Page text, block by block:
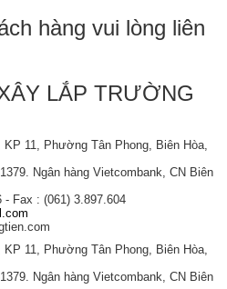
hàng vui lòng liên
LẮP TRƯỜNG
11, Phường Tân Phong, Biên Hòa,
Ngân hàng Vietcombank, CN Biên
- Fax : (061) 3.897.604
11, Phường Tân Phong, Biên Hòa,
Ngân hàng Vietcombank, CN Biên